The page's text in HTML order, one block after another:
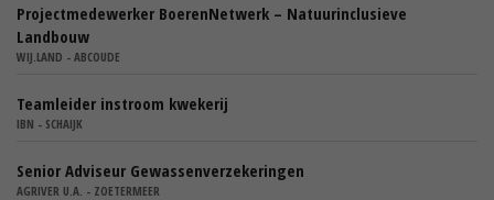
Projectmedewerker BoerenNetwerk – Natuurinclusieve
Landbouw
WIJ.LAND - ABCOUDE
Teamleider instroom kwekerij
IBN - SCHAIJK
Senior Adviseur Gewassenverzekeringen
AGRIVER U.A. - ZOETERMEER